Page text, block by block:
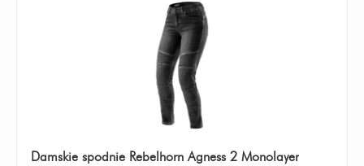
Damskie spodnie Rebelhorn Agness 2 Monolayer